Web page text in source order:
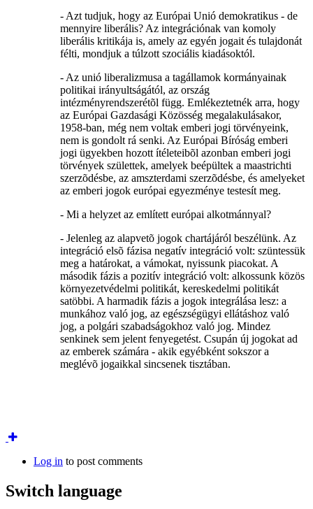
- Azt tudjuk, hogy az Európai Unió demokratikus - de
mennyire liberális? Az integrációnak van komoly
liberális kritikája is, amely az egyén jogait és tulajdonát
félti, mondjuk a túlzott szociális kiadásoktól.
- Az unió liberalizmusa a tagállamok kormányainak
politikai irányultságától, az ország
intézményrendszerétõl függ. Emlékeztetnék arra, hogy
az Európai Gazdasági Közösség megalakulásakor,
1958-ban, még nem voltak emberi jogi törvényeink,
nem is gondolt rá senki. Az Európai Bíróság emberi
jogi ügyekben hozott ítéleteibõl azonban emberi jogi
törvények születtek, amelyek beépültek a maastrichti
szerzõdésbe, az amszterdami szerzõdésbe, és amelyeket
az emberi jogok európai egyezménye testesít meg.
- Mi a helyzet az említett európai alkotmánnyal?
- Jelenleg az alapvetõ jogok chartájáról beszélünk. Az
integráció elsõ fázisa negatív integráció volt: szüntessük
meg a határokat, a vámokat, nyissunk piacokat. A
második fázis a pozitív integráció volt: alkossunk közös
környezetvédelmi politikát, kereskedelmi politikát
satöbbi. A harmadik fázis a jogok integrálása lesz: a
munkához való jog, az egészségügyi ellátáshoz való
jog, a polgári szabadságokhoz való jog. Mindez
senkinek sem jelent fenyegetést. Csupán új jogokat ad
az emberek számára - akik egyébként sokszor a
meglévõ jogaikkal sincsenek tisztában.
Log in to post comments
Switch language